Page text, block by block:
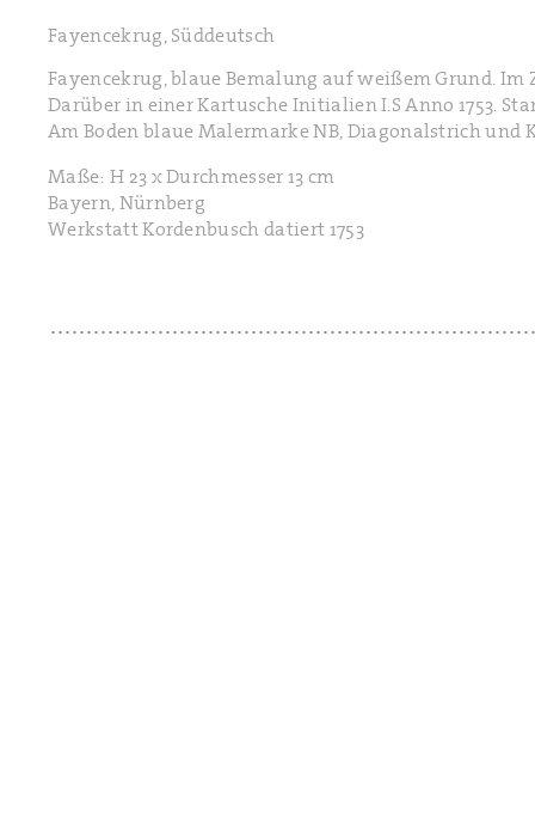
Fayencekrug, Süddeutsch
Fayencekrug, blaue Bemalung auf weißem Grund.
Darüber in einer Kartusche Initialien I.S Anno 1753.
Am Boden blaue Malermarke NB, Diagonalstrich und
Maße: H 23 x Durchmesser 13 cm
Bayern, Nürnberg
Werkstatt Kordenbusch datiert 1753